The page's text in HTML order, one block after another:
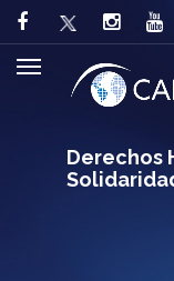
Derechos